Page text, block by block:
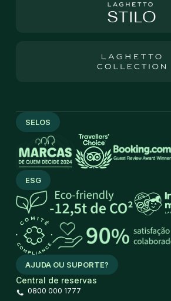
AJUDA OU SUPORTE?
Central de reservas
0800 000 1777
SELOS
ESG